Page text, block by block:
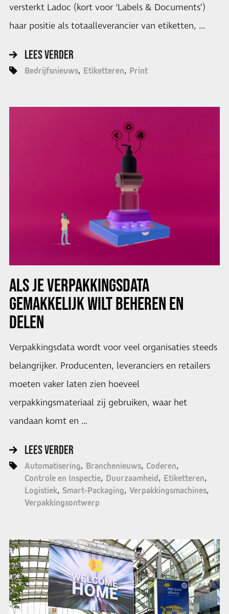
versterkt Ladoc (kort voor ‘Labels & Documents’)
haar positie als totaalleverancier van etiketten, …
LEES VERDER
Bedrijfsnieuws Etiketteren Print
ALS JE VERPAKKINGSDATA
GEMAKKELIJK WILT BEHEREN EN
DELEN
Verpakkingsdata wordt voor veel organisaties steeds
belangrijker. Producenten, leveranciers en retailers
moeten vaker laten zien hoeveel
verpakkingsmateriaal zij gebruiken, waar het
vandaan komt en …
LEES VERDER
Automatisering Branchenieuws Coderen
Controle en Inspectie Duurzaamheid Etiketteren
Logistiek Smart-Packaging Verpakkingsmachines
Verpakkingsontwerp